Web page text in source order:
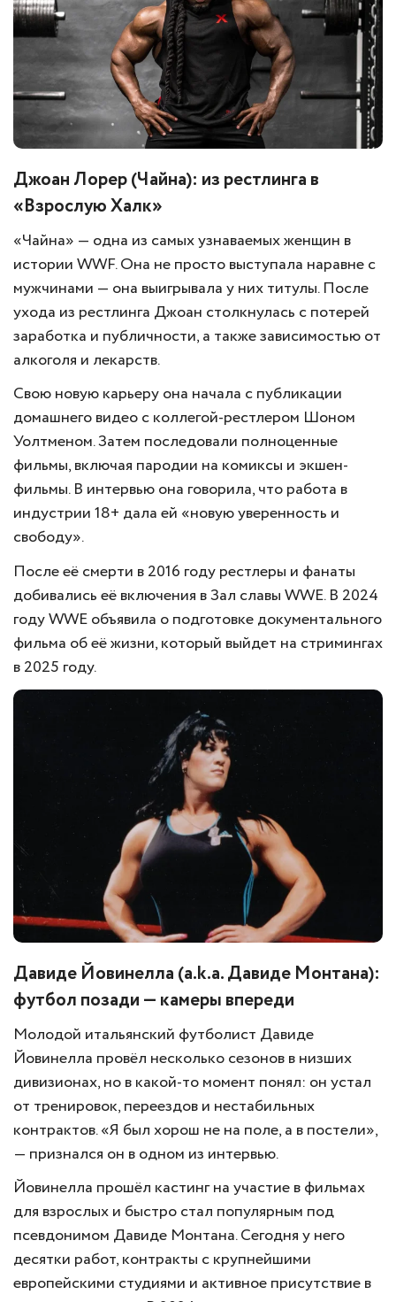
Джоан Лорер (Чайна): из рестлинга в
«Взрослую Халк»
«Чайна» — одна из самых узнаваемых женщин в
истории WWF. Она не просто выступала наравне с
мужчинами — она выигрывала у них титулы. После
ухода из рестлинга Джоан столкнулась с потерей
заработка и публичности, а также зависимостью от
алкоголя и лекарств.
Свою новую карьеру она начала с публикации
домашнего видео с коллегой-рестлером Шоном
Уолтменом. Затем последовали полноценные
фильмы, включая пародии на комиксы и экшен-
фильмы. В интервью она говорила, что работа в
индустрии 18+ дала ей «новую уверенность и
свободу».
После её смерти в 2016 году рестлеры и фанаты
добивались её включения в Зал славы WWE. В 2024
году WWE объявила о подготовке документального
фильма об её жизни, который выйдет на стримингах
в 2025 году.
Давиде Йовинелла (a.k.a. Давиде Монтана):
футбол позади — камеры впереди
Молодой итальянский футболист Давиде
Йовинелла провёл несколько сезонов в низших
дивизионах, но в какой-то момент понял: он устал
от тренировок, переездов и нестабильных
контрактов. «Я был хорош не на поле, а в постели»,
— признался он в одном из интервью.
Йовинелла прошёл кастинг на участие в фильмах
для взрослых и быстро стал популярным под
псевдонимом Давиде Монтана. Сегодня у него
десятки работ, контракты с крупнейшими
европейскими студиями и активное присутствие в